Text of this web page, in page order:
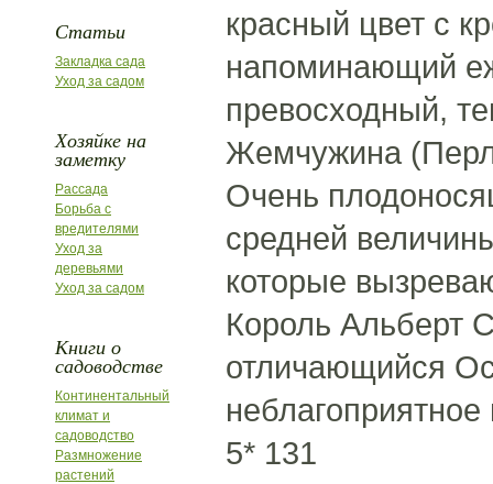
Статьи
Закладка сада
Уход за садом
Хозяйке на
заметку
Рассада
Борьба с
вредителями
Уход за
деревьями
Уход за садом
Книги о
садоводстве
Континентальный
климат и
садоводство
Размножение
растений
красный цвет с
напоминающий
превосходный,
Жемчужина
Очень
средней
которые
Король Альберт
отличающийся
5* 131